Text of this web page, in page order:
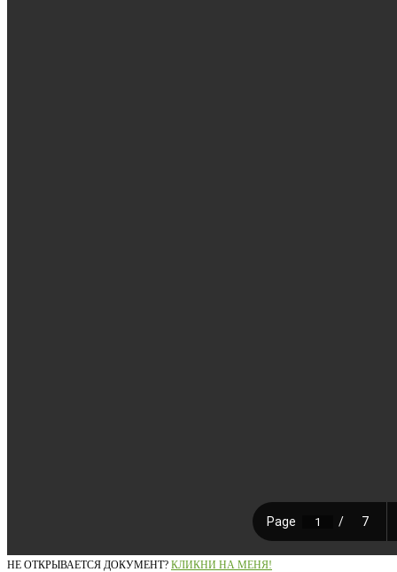
НЕ ОТКРЫВАЕТСЯ ДОКУМЕНТ? КЛИКНИ НА МЕНЯ!